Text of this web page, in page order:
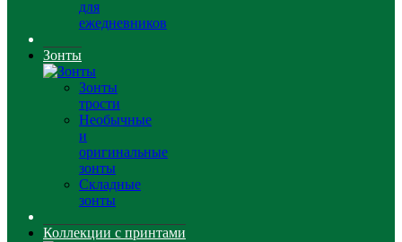
для
ежедневников
Зонты
Зонты
трости
Необычные
и
оригинальные
зонты
Складные
зонты
Коллекции с принтами